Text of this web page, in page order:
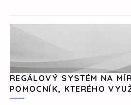
REGÁLOVÝ SYSTÉM NA
POMOCNÍK, KTERÉHO